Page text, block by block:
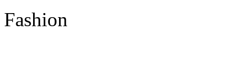
Fashion